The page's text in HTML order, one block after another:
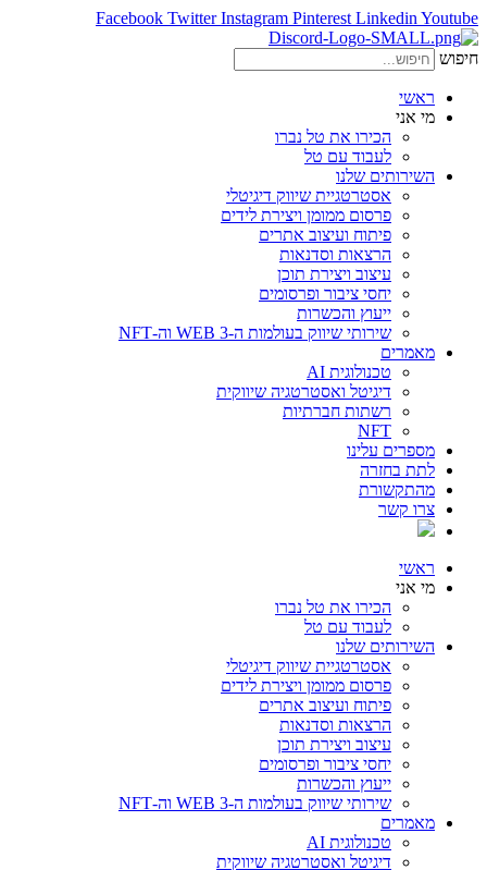
Facebook Twitter Instagram Pinterest Linkedin Youtube
חיפוש
ראשי
מי אני
הכירו את טל נברו
לעבוד עם טל
השירותים שלנו
אסטרטגיית שיווק דיגיטלי
פרסום ממומן ויצירת לידים
פיתוח ועיצוב אתרים
הרצאות וסדנאות
עיצוב ויצירת תוכן
יחסי ציבור ופרסומים
ייעוץ והכשרות
שירותי שיווק בעולמות ה-WEB 3 וה-NFT
מאמרים
טכנולוגית AI
דיגיטל ואסטרטגיה שיווקית
רשתות חברתיות
NFT
מספרים עלינו
לתת בחזרה
מהתקשורת
צרו קשר
ראשי
מי אני
הכירו את טל נברו
לעבוד עם טל
השירותים שלנו
אסטרטגיית שיווק דיגיטלי
פרסום ממומן ויצירת לידים
פיתוח ועיצוב אתרים
הרצאות וסדנאות
עיצוב ויצירת תוכן
יחסי ציבור ופרסומים
ייעוץ והכשרות
שירותי שיווק בעולמות ה-WEB 3 וה-NFT
מאמרים
טכנולוגית AI
דיגיטל ואסטרטגיה שיווקית